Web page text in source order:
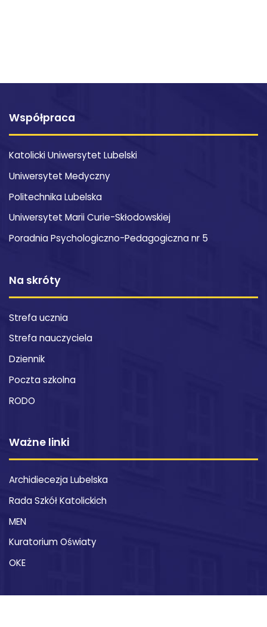
Współpraca
Katolicki Uniwersytet Lubelski
Uniwersytet Medyczny
Politechnika Lubelska
Uniwersytet Marii Curie-Skłodowskiej
Poradnia Psychologiczno-Pedagogiczna nr 5
Na skróty
Strefa ucznia
Strefa nauczyciela
Dziennik
Poczta szkolna
RODO
Ważne linki
Archidiecezja Lubelska
Rada Szkół Katolickich
MEN
Kuratorium Oświaty
OKE